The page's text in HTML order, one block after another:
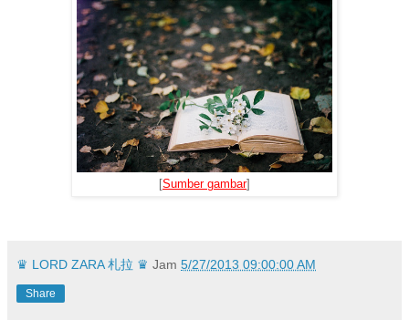
[Sumber gambar]
♛ LORD ZARA 札拉 ♛ Jam 5/27/2013 09:00:00 AM
Share